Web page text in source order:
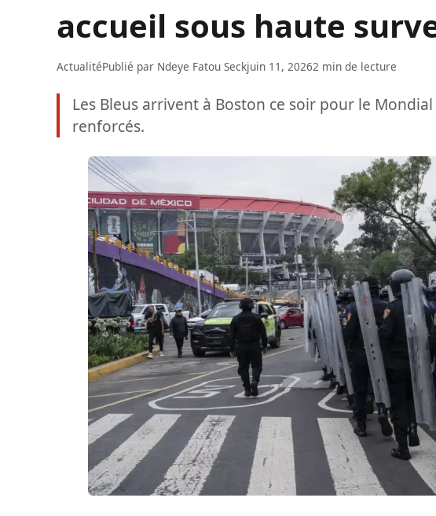
accueil sous haute
ActualitéPublié par Ndeye Fatou Seckjuin 11, 20262 min de lecture
Les Bleus arrivent à Boston ce soir pour le
renforcés.